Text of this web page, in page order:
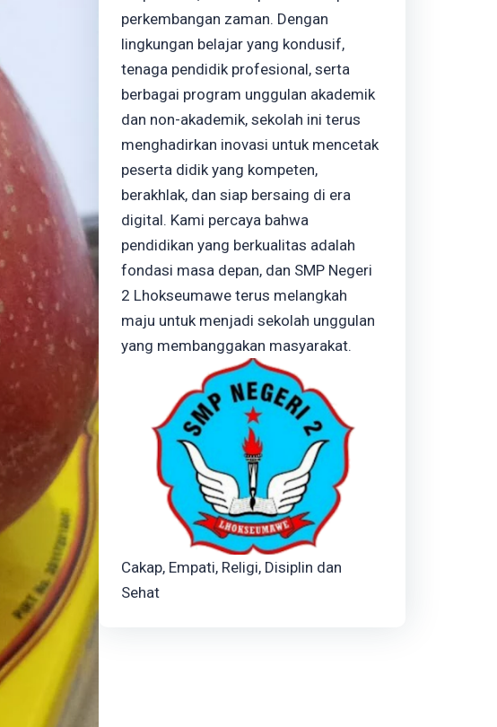
perkembangan zaman. Dengan
lingkungan belajar yang kondusif,
tenaga pendidik profesional, serta
berbagai program unggulan akademik
dan non-akademik, sekolah ini terus
menghadirkan inovasi untuk mencetak
peserta didik yang kompeten,
berakhlak, dan siap bersaing di era
digital. Kami percaya bahwa
pendidikan yang berkualitas adalah
fondasi masa depan, dan SMP Negeri
2 Lhokseumawe terus melangkah
maju untuk menjadi sekolah unggulan
yang membanggakan masyarakat.
Cakap, Empati, Religi, Disiplin dan
Sehat